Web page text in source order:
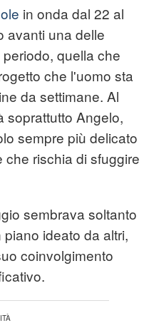
in onda dal 22 al
avanti una delle
quella che
che l'uomo sta
da settimane. Al
soprattutto Angelo,
sempre più delicato
rischia di sfuggire
sembrava soltanto
ideato da altri,
coinvolgimento